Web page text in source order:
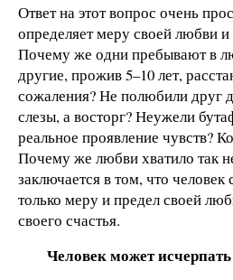
Ответ на этот вопрос очень
определяет меру своей любви и
Почему же одни пребывают в
другие, прожив 5–10 лет,
сожаления? Не полюбили друг
слезы, а восторг? Неужели
реальное проявление чувств?
Почему же любви хватило так
заключается в том, что человек
только меру и предел своей
своего счастья.
Человек может